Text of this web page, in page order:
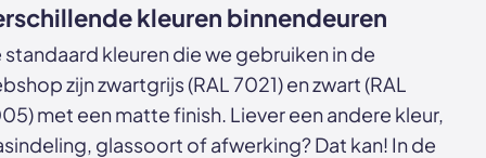
kleuren binnendeuren
standaard kleuren die we gebruiken in de
zijn zwartgrijs (RAL 7021) en zwart (RAL
met een matte finish. Liever een andere kleur,
glassoort of afwerking? Dat kan! In de